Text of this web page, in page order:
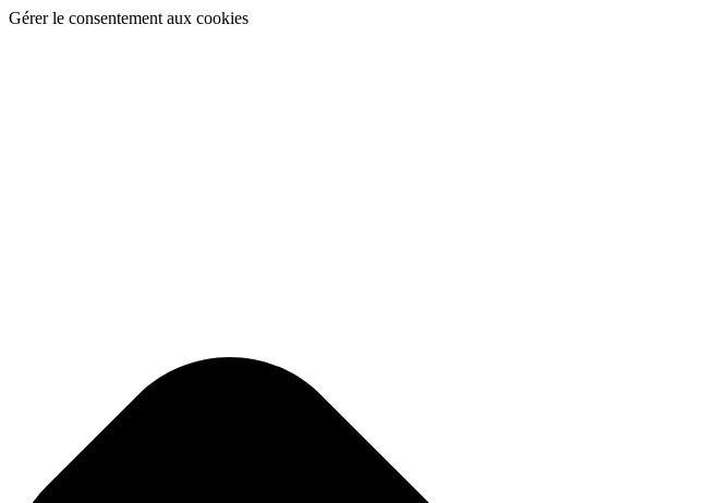
Gérer le consentement aux cookies